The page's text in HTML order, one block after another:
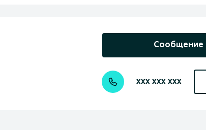
Сообщение
xxx xxx xxx